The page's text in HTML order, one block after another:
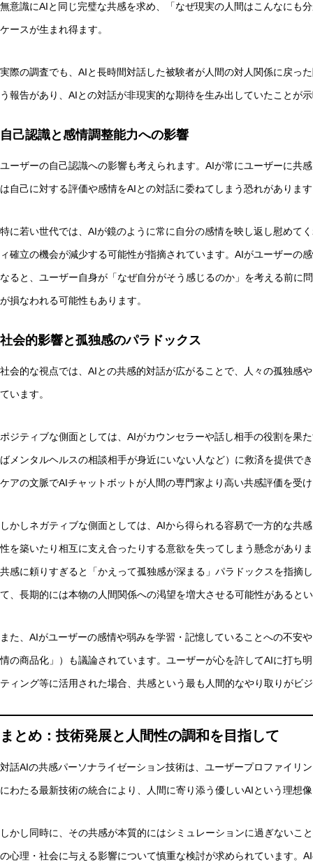
無意識にAIと同じ完璧な共感を求め、「なぜ現実の人間はこんなにも
ケースが生まれ得ます。
実際の調査でも、AIと長時間対話した被験者が人間の対人関係に戻っ
う報告があり、AIとの対話が非現実的な期待を生み出していたことが
自己認識と感情調整能力への影響
ユーザーの自己認識への影響も考えられます。AIが常にユーザーに共
は自己に対する評価や感情をAIとの対話に委ねてしまう恐れがありま
特に若い世代では、AIが鏡のように常に自分の感情を映し返し慰めて
ィ確立の機会が減少する可能性が指摘されています。AIがユーザーの
なると、ユーザー自身が「なぜ自分がそう感じるのか」を考える前に
が損なわれる可能性もあります。
社会的影響と孤独感のパラドックス
社会的な視点では、AIとの共感的対話が広がることで、人々の孤独感
ています。
ポジティブな側面としては、AIがカウンセラーや話し相手の役割を果
ばメンタルヘルスの相談相手が身近にいない人など）に救済を提供で
ケアの文脈でAIチャットボットが人間の専門家より高い共感評価を受
しかしネガティブな側面としては、AIから得られる容易で一方的な共
性を築いたり相互に支え合ったりする意欲を失ってしまう懸念があり
共感に頼りすぎると「かえって孤独感が深まる」パラドックスを指摘
て、長期的には本物の人間関係への渇望を増大させる可能性があると
また、AIがユーザーの感情や弱みを学習・記憶していることへの不安
情の商品化」）も議論されています。ユーザーが心を許してAIに打ち
ティング等に活用された場合、共感という最も人間的なやり取りがビ
まとめ：技術発展と人間性の調和を目指して
対話AIの共感パーソナライゼーション技術は、ユーザープロファイリ
にわたる最新技術の統合により、人間に寄り添う優しいAIという理想
しかし同時に、その共感が本質的にはシミュレーションに過ぎないこ
の心理・社会に与える影響について慎重な検討が求められています。